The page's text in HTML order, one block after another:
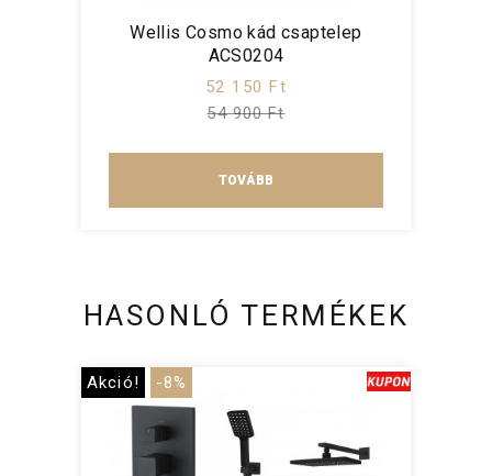
Wellis Cosmo kád csaptelep
ACS0204
52 150 Ft
54 900 Ft
TOVÁBB
HASONLÓ TERMÉKEK
Akció! -8%